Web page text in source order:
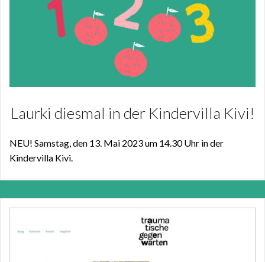
Laurki diesmal in der Kindervilla Kivi!
NEU! Samstag, den 13. Mai 2023 um 14.30 Uhr in der
Kindervilla Kivi.